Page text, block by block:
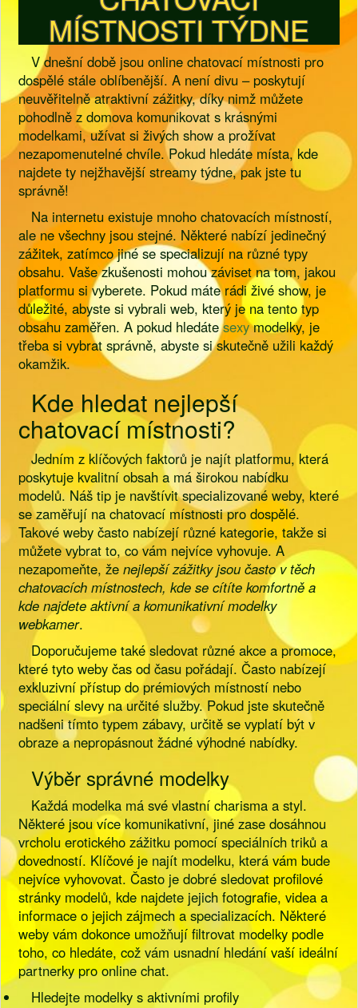
MÍSTNOSTI TÝDNE
V dnešní době jsou online chatovací místnosti pro
dospělé stále oblíbenější. A není divu – poskytují
neuvěřitelně atraktivní zážitky, díky nimž můžete
pohodlně z domova komunikovat s krásnými
modelkami, užívat si živých show a prožívat
nezapomenutelné chvíle. Pokud hledáte místa, kde
najdete ty nejžhavější streamy týdne, pak jste tu
správně!
Na internetu existuje mnoho chatovacích místností,
ale ne všechny jsou stejné. Některé nabízí jedinečný
zážitek, zatímco jiné se specializují na různé typy
obsahu. Vaše zkušenosti mohou záviset na tom, jakou
platformu si vyberete. Pokud máte rádi živé show, je
důležité, abyste si vybrali web, který je na tento typ
obsahu zaměřen. A pokud hledátesexymodelky, je
třeba si vybrat správně, abyste si skutečně užili každý
okamžik.
Kde hledat nejlepší
chatovací místnosti?
Jedním z klíčových faktorů je najít platformu, která
poskytuje kvalitní obsah a má širokou nabídku
modelů. Náš tip je navštívit specializované weby, které
se zaměřují na chatovací místnosti pro dospělé.
Takové weby často nabízejí různé kategorie, takže si
můžete vybrat to, co vám nejvíce vyhovuje. A
nezapomeňte, ženejlepší zážitky jsou často v těch
chatovacích místnostech, kde se cítíte komfortně a
kde najdete aktivní a komunikativní modelky
webkamer.
Doporučujeme také sledovat různé akce a promoce,
které tyto weby čas od času pořádají. Často nabízejí
exkluzivní přístup do prémiových místností nebo
speciální slevy na určité služby. Pokud jste skutečně
nadšeni tímto typem zábavy, určitě se vyplatí být v
obraze a nepropásnout žádné výhodné nabídky.
Výběr správné modelky
Každá modelka má své vlastní charisma a styl.
Některé jsou více komunikativní, jiné zase dosáhnou
vrcholu erotického zážitku pomocí speciálních triků a
dovedností. Klíčové je najít modelku, která vám bude
nejvíce vyhovovat. Často je dobré sledovat profilové
stránky modelů, kde najdete jejich fotografie, videa a
informace o jejich zájmech a specializacích. Některé
weby vám dokonce umožňují filtrovat modelky podle
toho, co hledáte, což vám usnadní hledání vaší ideální
partnerky pro online chat.
Hledejte modelky s aktivními profily